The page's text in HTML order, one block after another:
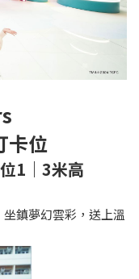
卡位
1｜3米高
鎮夢幻雲彩，送上溫